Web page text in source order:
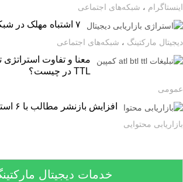
،شبکه‌های اجتماعی
مارکتینگ،شبکه‌های اجتماعی
TTL در چیست؟
افزایش بازنشر مطالب با ۶ استراتژی ساده
محتوایی
خدمات دیجیتال مارکتینگ